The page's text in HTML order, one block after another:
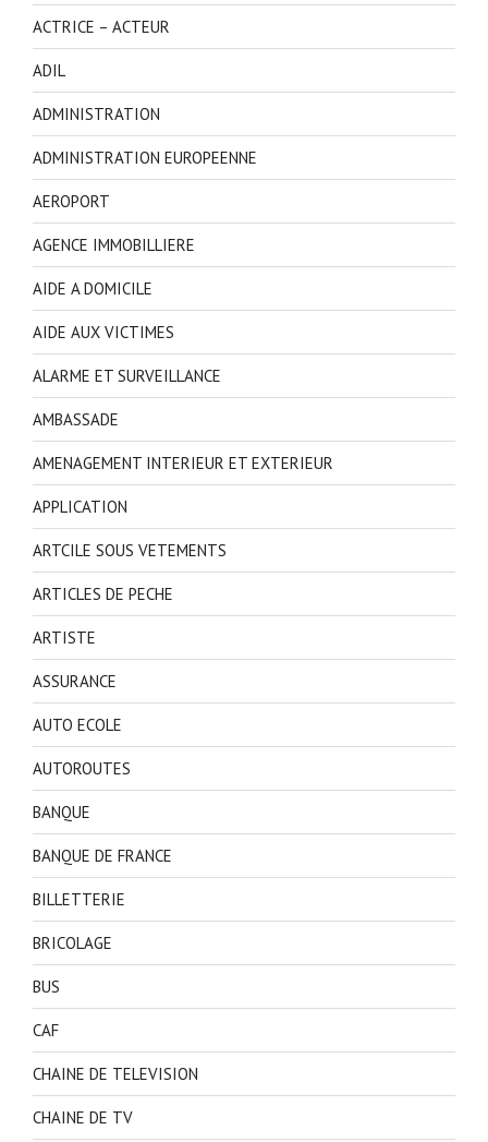
ACTRICE – ACTEUR
ADIL
ADMINISTRATION
ADMINISTRATION EUROPEENNE
AEROPORT
AGENCE IMMOBILLIERE
AIDE A DOMICILE
AIDE AUX VICTIMES
ALARME ET SURVEILLANCE
AMBASSADE
AMENAGEMENT INTERIEUR ET EXTERIEUR
APPLICATION
ARTCILE SOUS VETEMENTS
ARTICLES DE PECHE
ARTISTE
ASSURANCE
AUTO ECOLE
AUTOROUTES
BANQUE
BANQUE DE FRANCE
BILLETTERIE
BRICOLAGE
BUS
CAF
CHAINE DE TELEVISION
CHAINE DE TV